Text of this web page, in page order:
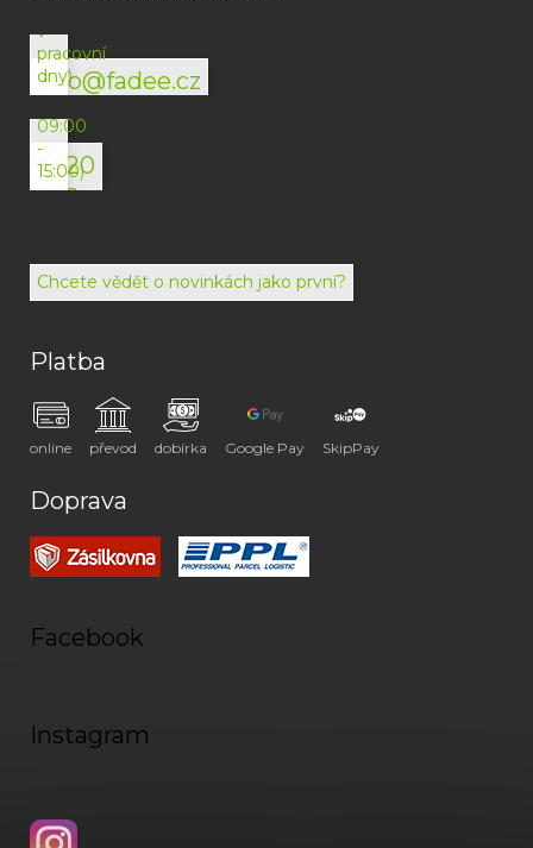
info@fadee.cz
v
pracovní
dny)
+420
792
072
(Po-
09:00
-
15:00)
Chcete vědět o novinkách jako první?
Platba
online převod dobírka Google Pay SkipPay
Doprava
Facebook
Instagram